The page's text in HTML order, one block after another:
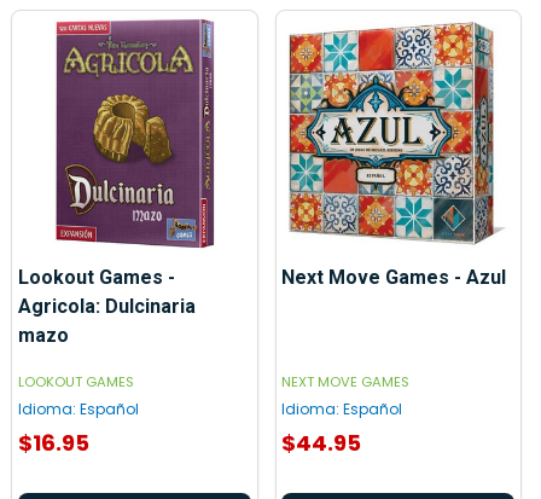
Lookout Games -
Agricola: Dulcinaria
mazo
LOOKOUT GAMES
Idioma: Español
$16.95
Next Move Games - Azul
NEXT MOVE GAMES
Idioma: Español
$44.95